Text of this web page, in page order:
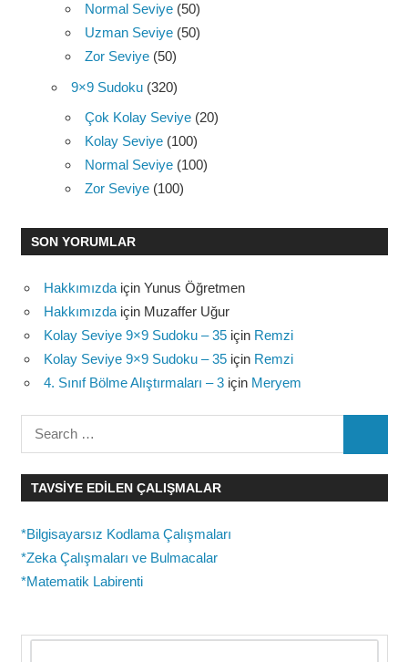
Normal Seviye (50)
Uzman Seviye (50)
Zor Seviye (50)
9×9 Sudoku (320)
Çok Kolay Seviye (20)
Kolay Seviye (100)
Normal Seviye (100)
Zor Seviye (100)
SON YORUMLAR
Hakkımızda için Yunus Öğretmen
Hakkımızda için Muzaffer Uğur
Kolay Seviye 9×9 Sudoku – 35 için Remzi
Kolay Seviye 9×9 Sudoku – 35 için Remzi
4. Sınıf Bölme Alıştırmaları – 3 için Meryem
Search
for:
TAVSIYE EDILEN ÇALIŞMALAR
*Bilgisayarsız Kodlama Çalışmaları
*Zeka Çalışmaları ve Bulmacalar
*Matematik Labirenti